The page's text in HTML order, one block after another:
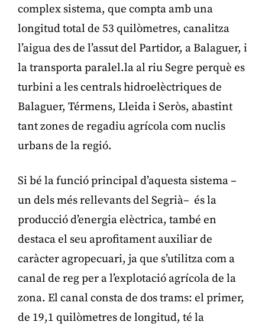
complex sistema, que compta amb una
longitud total de 53 quilòmetres, canalitza
l’aigua des de l’assut del Partidor, a Balaguer, i
la transporta paralel.la al riu Segre perquè es
turbini a les centrals hidroelèctriques de
Balaguer, Térmens, Lleida i Seròs, abastint
tant zones de regadiu agrícola com nuclis
urbans de la regió.
Si bé la funció principal d’aquesta sistema –
un dels més rellevants del Segrià– és la
producció d’energia elèctrica, també en
destaca el seu aprofitament auxiliar de
caràcter agropecuari, ja que s’utilitza com a
canal de reg per a l’explotació agrícola de la
zona. El canal consta de dos trams: el primer,
de 19,1 quilòmetres de longitud, té la